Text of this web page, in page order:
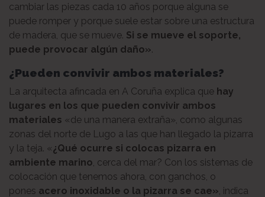
cambiar las piezas cada 10 años porque alguna se
puede romper y porque suele estar sobre una estructura
de madera, que se mueve. Si se mueve el soporte,
puede provocar algún daño».
¿Pueden convivir ambos materiales?
La arquitecta afincada en A Coruña explica que hay
lugares en los que pueden convivir ambos
materiales «de una manera extraña», como algunas
zonas del norte de Lugo a las que han llegado la pizarra
y la teja. «¿Qué ocurre si colocas pizarra en
ambiente marino , cerca del mar? Con los sistemas de
colocación que tenemos ahora, con ganchos, o
pones acero inoxidable o la pizarra se cae» , indica